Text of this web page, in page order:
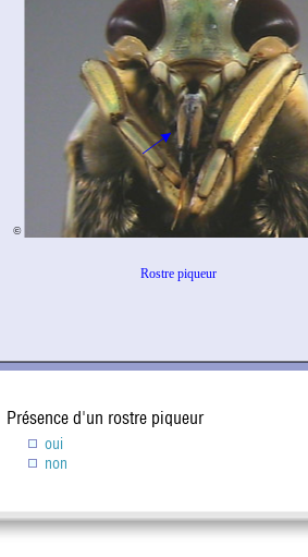
Présence d'un rostre piqueur
oui
non